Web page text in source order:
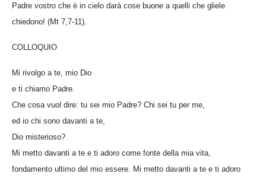
Padre vostro che è in cielo darà cose buone a quelli che gliele
chiedono! (Mt 7,7-11).
COLLOQUIO
Mi rivolgo a te, mio Dio
e ti chiamo Padre.
Che cosa vuol dire: tu sei mio Padre? Chi sei tu per me,
ed io chi sono davanti a te,
Dio misterioso?
Mi metto davanti a te e ti adoro come fonte della mia vita,
fondamento ultimo del mio essere. Mi metto davanti a te e ti adoro